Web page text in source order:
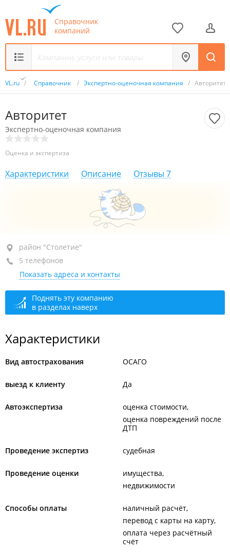
Справочник
компаний
VL.ru / Справочник / Экспертно-оценочная компания / Авторитет
Авторитет
Экспертно-оценочная компания
Оценка и экспертиза
Характеристики Описание Отзывы 7
район "Столетие", пр-т 100-летия Владивостока, 56
оф. 82
+7 (423) 252-32-21
+7 914 739-51-13
+7 914 657-09-43
+7 924 237-83-55
сегодня закрыто
район "Столетие"
5 телефонов
Показать адреса и контакты
Поднять эту компанию
в разделах наверх
Характеристики
Вид автострахования ОСАГО
выезд к клиенту Да
Автоэкспертиза
оценка стоимости
оценка повреждений после
ДТП
Проведение экспертиз судебная
Проведение оценки
имущества
недвижимости
Способы оплаты
наличный расчёт
перевод с карты на карту
оплата через расчётный
счёт